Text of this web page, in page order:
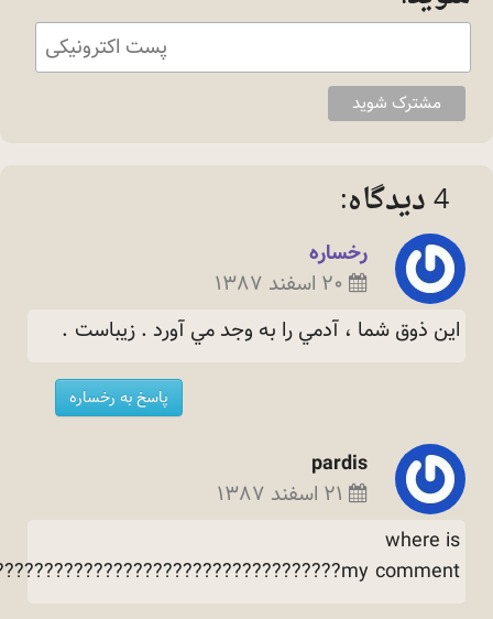
رخساره
۲۰ اسفند ۱۳۸۷
اين ذوق شما ، آدمي را به وجد مي آورد . زيباست.
پاسخ به رخساره
pardis
۲۱ اسفند ۱۳۸۷
where is
mycomment????????????????????????????????????